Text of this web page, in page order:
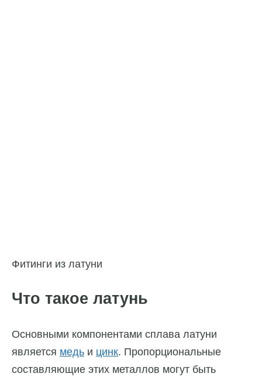
Фитинги из латуни
Что такое латунь
Основными компонентами сплава латуни
является медь и цинк. Пропорциональные
составляющие этих металлов могут быть